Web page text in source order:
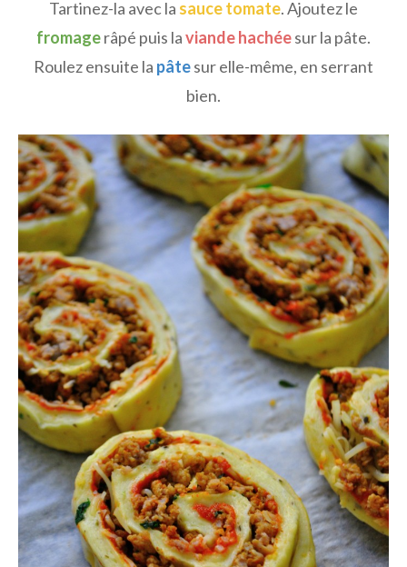
Tartinez-la avec la sauce tomate. Ajoutez le
fromagerâpé puis laviande hachéesur la pâte.
Roulez ensuite la pâtesur elle-même, en serrant
bien.